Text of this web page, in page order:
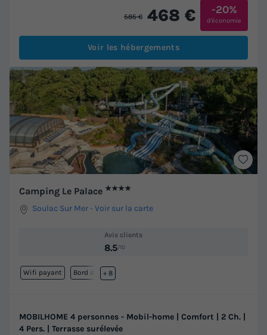
585 € 468 € -20%
d'économie
Voir les hébergements
Camping Le Palace ★★★★
Soulac Sur Mer -Voir sur la carte
Avis clients
8.5/10
Wifi payant Bord de mer
+ 8
MOBILHOME 4 personnes - Mobil-home | Comfort | 2 Ch. |
4 Pers. | Terrasse surélevée